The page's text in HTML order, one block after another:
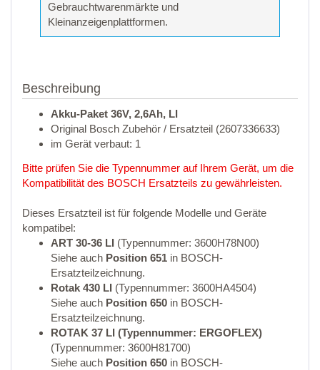
Gebrauchtwarenmärkte und
Kleinanzeigenplattformen.
Beschreibung
Akku-Paket 36V, 2,6Ah, LI
Original Bosch Zubehör / Ersatzteil (2607336633)
im Gerät verbaut: 1
Bitte prüfen Sie die Typennummer auf Ihrem Gerät, um die
Kompatibilität des BOSCH Ersatzteils zu gewährleisten.
Dieses Ersatzteil ist für folgende Modelle und Geräte
kompatibel:
ART 30-36 LI (Typennummer: 3600H78N00)
Siehe auch Position 651 in BOSCH-
Ersatzteilzeichnung.
Rotak 430 LI (Typennummer: 3600HA4504)
Siehe auch Position 650 in BOSCH-
Ersatzteilzeichnung.
ROTAK 37 LI (Typennummer: ERGOFLEX)
(Typennummer: 3600H81700)
Siehe auch Position 650 in BOSCH-